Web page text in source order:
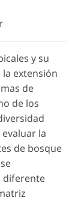
y su
extensión
de
de los
la
de bosque
diferente